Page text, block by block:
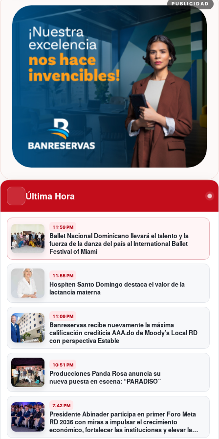
PUBLICIDAD
Última Hora
11:59 PM
Ballet Nacional Dominicano llevará el talento y la
fuerza de la danza del país al International Ballet
Festival of Miami
11:55 PM
Hospiten Santo Domingo destaca el valor de la
lactancia materna
11:09 PM
Banreservas recibe nuevamente la máxima
calificación crediticia AAA.do de Moody’s Local RD
con perspectiva Estable
10:51 PM
Producciones Panda Rosa anuncia su
nueva puesta en escena: “PARADISO”
7:42 PM
Presidente Abinader participa en primer Foro Meta
RD 2036 con miras a impulsar el crecimiento
económico, fortalecer las instituciones y elevar la